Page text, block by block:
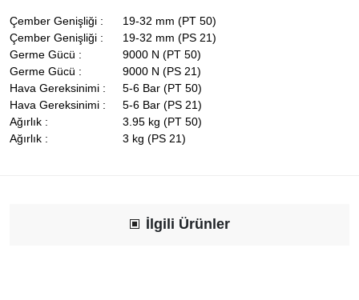
Çember Genişliği :
19-32 mm (PT 50)
Çember Genişliği :
19-32 mm (PS 21)
Germe Gücü :
9000 N (PT 50)
Germe Gücü :
9000 N (PS 21)
Hava Gereksinimi :
5-6 Bar (PT 50)
Hava Gereksinimi :
5-6 Bar (PS 21)
Ağırlık :
3.95 kg (PT 50)
Ağırlık :
3 kg (PS 21)
İlgili Ürünler